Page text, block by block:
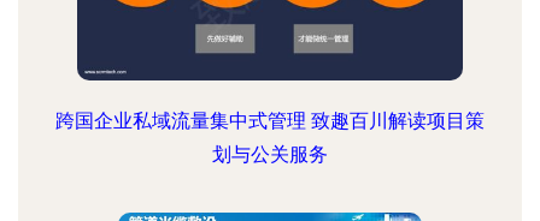
跨国企业私域流量集中式管理 致趣百川解读项目策
划与公关服务